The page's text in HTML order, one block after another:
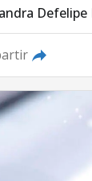
Defelipe